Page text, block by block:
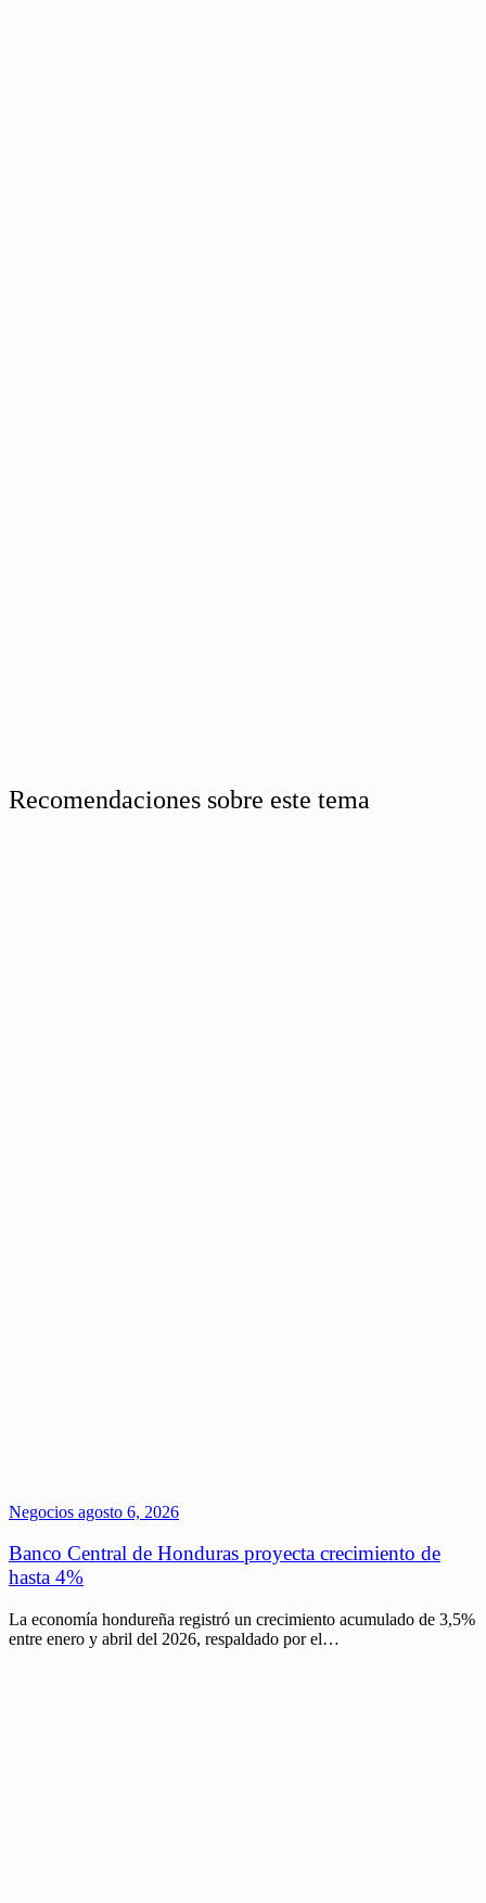
Recomendaciones sobre este tema
Negocios agosto 6, 2026
Banco Central de Honduras proyecta crecimiento de
hasta 4%
La economía hondureña registró un crecimiento acumulado de 3,5%
entre enero y abril del 2026, respaldado por el…